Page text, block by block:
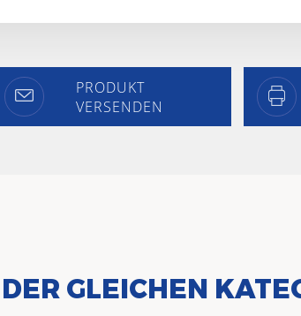
PRODUKT
VERSENDEN
GLEICHEN